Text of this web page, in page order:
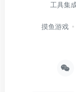
工具集
摸鱼游戏